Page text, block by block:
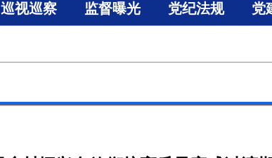
巡视巡察 监督曝光 党纪法规 党